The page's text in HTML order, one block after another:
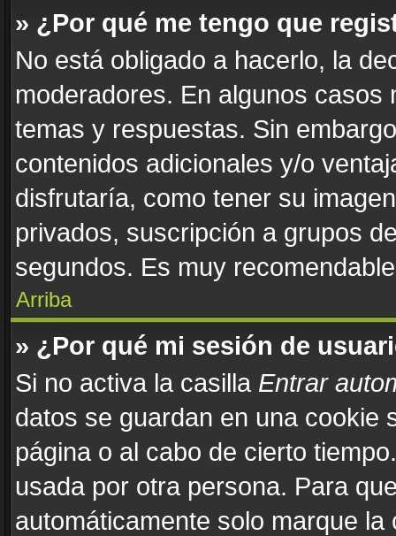
» ¿Por qué me tengo que
No está obligado a hacerlo, la
moderadores. En algunos
temas y respuestas. Sin
contenidos adicionales y/o
disfrutaría, como tener su
privados, suscripción a grupos
segundos. Es muy
Arriba
» ¿Por qué mi sesión de
Si no activa la casilla Entrar
datos se guardan en una cookie
página o al cabo de cierto
usada por otra persona. Para
automáticamente solo marque